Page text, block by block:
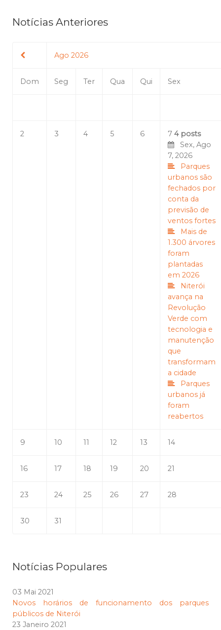
Notícias Anteriores
Ago 2026
Dom Seg Ter Qua Qui Sex
2 3 4 5 6 7 4 posts
Sex, Ago
7, 2026
Parques
urbanos são
fechados por
conta da
previsão de
ventos fortes
Mais de
1.300 árvores
foram
plantadas
em 2026
Niterói
avança na
Revolução
Verde com
tecnologia e
manutenção
que
transformam
a cidade
Parques
urbanos já
foram
reabertos
9 10 11 12 13 14
16 17 18 19 20 21
23 24 25 26 27 28
30 31
Notícias Populares
03 Mai 2021
Novos horários de funcionamento dos parques
públicos de Niterói
23 Janeiro 2021